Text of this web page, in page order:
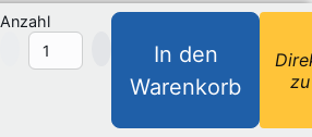
Anzahl
In den
Warenkorb
zu